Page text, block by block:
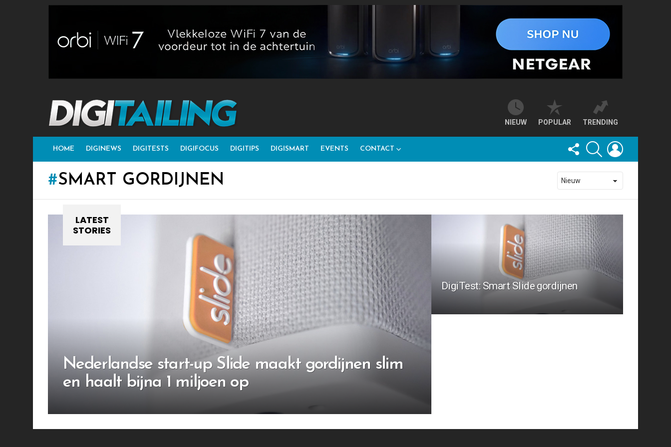
NIEUW POPULAR TRENDING
HOME DIGINEWS DIGITESTS DIGIFOCUS DIGITIPS DIGISMART EVENTS CONTACT
FOLLOW
US
SEARCH
SMART GORDIJNEN
LATEST
STORIES
Nederlandse start-up Slide maakt gordijnen slim
en haalt bijna 1 miljoen op
DigiTest: Smart Slide gordijnen